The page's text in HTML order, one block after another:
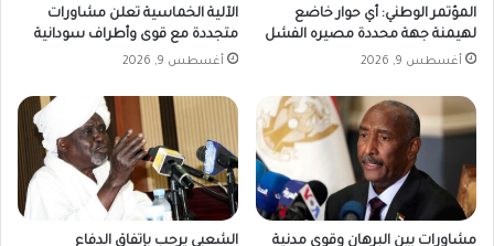
المؤتمر الوطني: أي حوار خاضع
لهيمنة جهة محددة مصيره الفشل
أغسطس 9, 2026
الآلية الخماسية تعلن مشاورات
متجددة مع قوى وأطراف سودانية
أغسطس 9, 2026
مشاورات بين البرهان وقوى مدنية
الشعبي يرحب بإتفاق الدفاع